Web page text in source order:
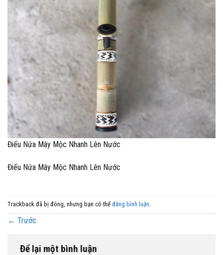
Điếu Nứa Mây Mộc Nhanh Lên Nước
Điếu Nứa Mây Mộc Nhanh Lên Nước
Trackback đã bị đóng, nhưng bạn có thể đăng bình luận.
← Trước
Để lại một bình luận